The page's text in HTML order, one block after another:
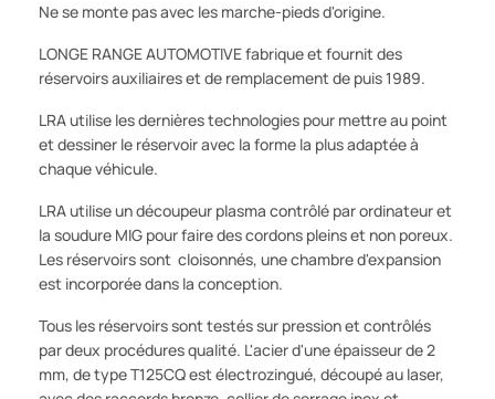
Ne se monte pas avec les marche-pieds d'origine.
LONGE RANGE AUTOMOTIVE fabrique et fournit des
réservoirs auxiliaires et de remplacement de puis 1989.
LRA utilise les dernières technologies pour mettre au point
et dessiner le réservoir avec la forme la plus adaptée à
chaque véhicule.
LRA utilise un découpeur plasma contrôlé par ordinateur et
la soudure MIG pour faire des cordons pleins et non poreux.
Les réservoirs sont cloisonnés, une chambre d'expansion
est incorporée dans la conception.
Tous les réservoirs sont testés sur pression et contrôlés
par deux procédures qualité. L'acier d'une épaisseur de 2
mm, de type T125CQ est électrozingué, découpé au laser,